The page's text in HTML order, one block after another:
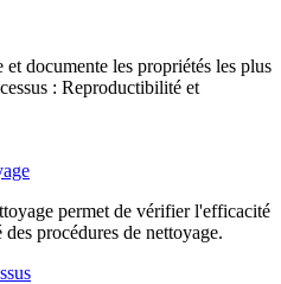
documente les propriétés les plus
: Reproductibilité et
permet de vérifier l'efficacité
procédures de nettoyage.